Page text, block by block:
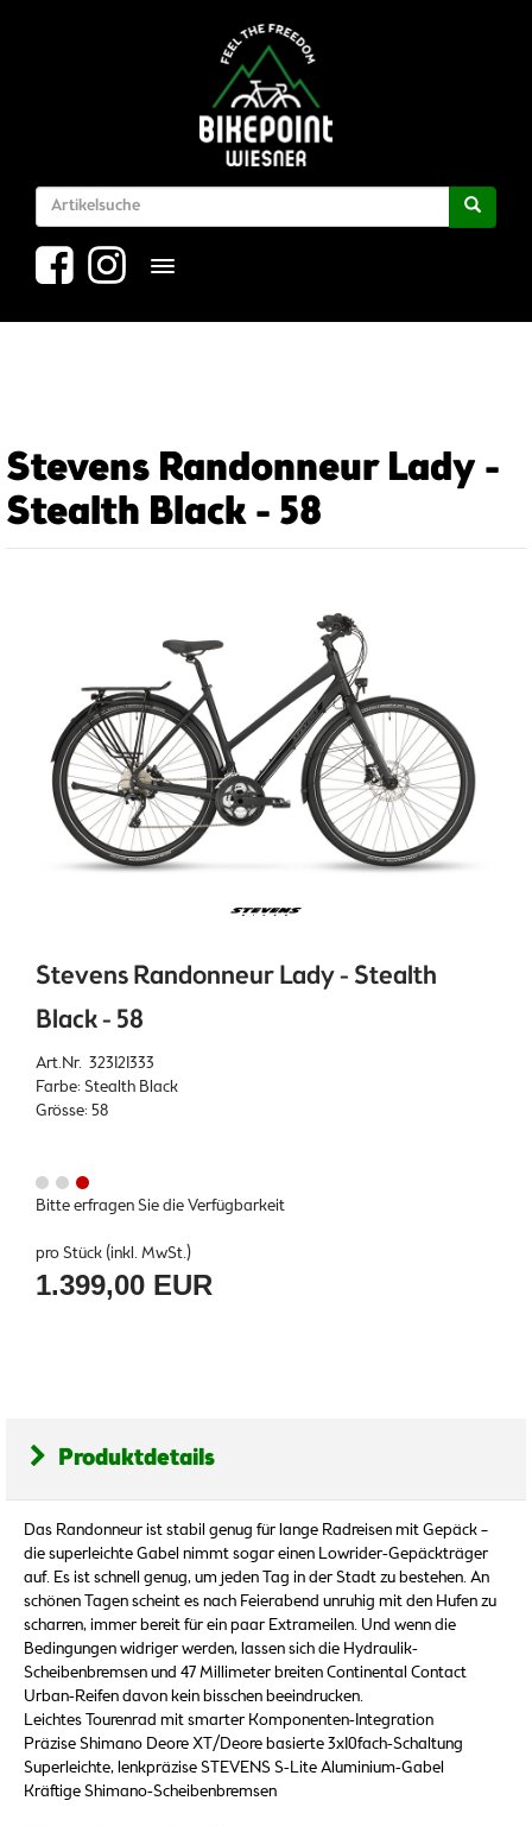
Toggle navigation
Stevens Randonneur Lady -
Stealth Black - 58
Stevens Randonneur Lady - Stealth
Black - 58
Art.Nr. 323121333
Farbe: Stealth Black
Grösse: 58
Bitte erfragen Sie die Verfügbarkeit
pro Stück (inkl. MwSt.)
1.399,00 EUR
Produktdetails
Das Randonneur ist stabil genug für lange Radreisen mit Gepäck –
die superleichte Gabel nimmt sogar einen Lowrider-Gepäckträger
auf. Es ist schnell genug, um jeden Tag in der Stadt zu bestehen. An
schönen Tagen scheint es nach Feierabend unruhig mit den Hufen zu
scharren, immer bereit für ein paar Extrameilen. Und wenn die
Bedingungen widriger werden, lassen sich die Hydraulik-
Scheibenbremsen und 47 Millimeter breiten Continental Contact
Urban-Reifen davon kein bisschen beeindrucken.
Leichtes Tourenrad mit smarter Komponenten-Integration
Präzise Shimano Deore XT/Deore basierte 3x10fach-Schaltung
Superleichte, lenkpräzise STEVENS S-Lite Aluminium-Gabel
Kräftige Shimano-Scheibenbremsen